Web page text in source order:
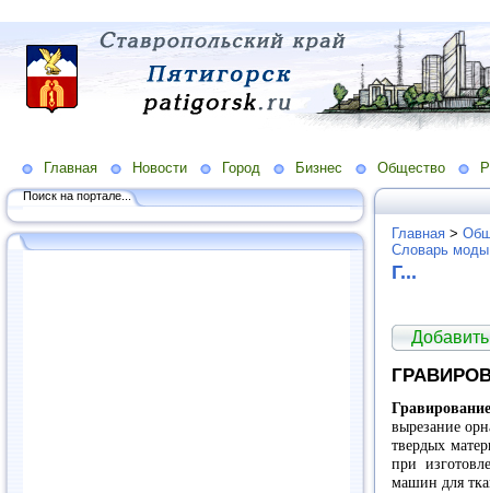
Главная Новости Город Бизнес Общество
Поиск на портале...
Главная >
Словарь
Г...
вырезание
твердых
при
машин для